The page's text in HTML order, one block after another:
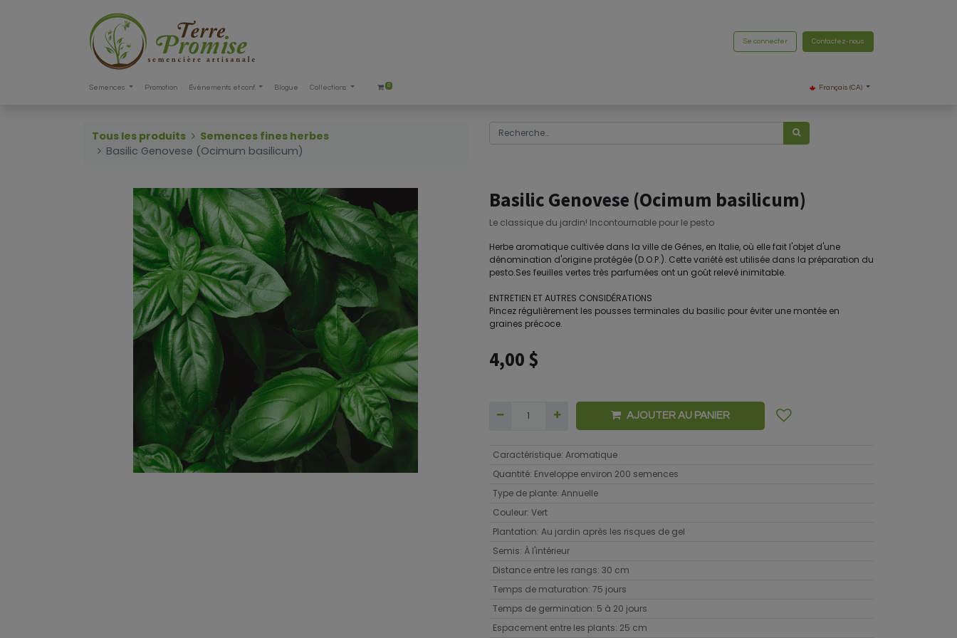
Se connecter Contactez-nous
Semences Promotion Événements et conf. Blogue Collections 0 Français (CA)
Tous les produits
Semences fines herbes
Basilic Genovese (Ocimum basilicum)
Basilic Genovese (Ocimum basilicum)
Le classique du jardin! Incontournable pour le pesto
Herbe aromatique cultivée dans la ville de Gênes, en Italie, où elle fait l'objet d'une
dénomination d'origine protégée (D.O.P.). Cette variété est utilisée dans la préparation du
pesto.Ses feuilles vertes très parfumées ont un goût relevé inimitable.
ENTRETIEN ET AUTRES CONSIDÉRATIONS
Pincez régulièrement les pousses terminales du basilic pour éviter une montée en
graines précoce.
4,00 $
AJOUTER AU PANIER
Caractéristique: Aromatique
Quantité: Enveloppe environ 200 semences
Type de plante: Annuelle
Couleur: Vert
Plantation: Au jardin après les risques de gel
Semis: À l'intérieur
Distance entre les rangs: 30 cm
Temps de maturation: 75 jours
Temps de germination: 5 à 20 jours
Espacement entre les plants: 25 cm